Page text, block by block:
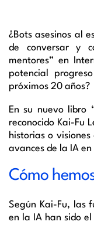
¿Bots asesinos al
de conversar y
mentores” en
potencial
próximos 20 años?
En su nuevo libro
reconocido Kai-Fu
historias o
avances de la IA en
Cómo
Según Kai-Fu, las
en la IA han sido